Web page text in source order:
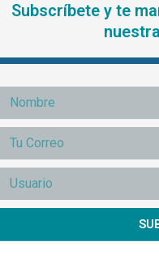
Subscríbete y te